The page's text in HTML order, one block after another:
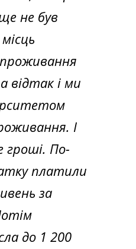
не був
відтак і ми
І
гроші. По-
платили
за
до 1 200